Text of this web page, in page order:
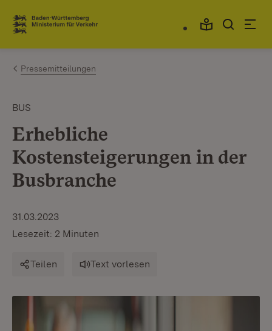
Zum Inhalt springen
Link zur Startseite
Pressemitteilungen
BUS
Erhebliche
Kostensteigerungen in der
Busbranche
31.03.2023
Lesezeit: 2 Minuten
Teilen Text vorlesen